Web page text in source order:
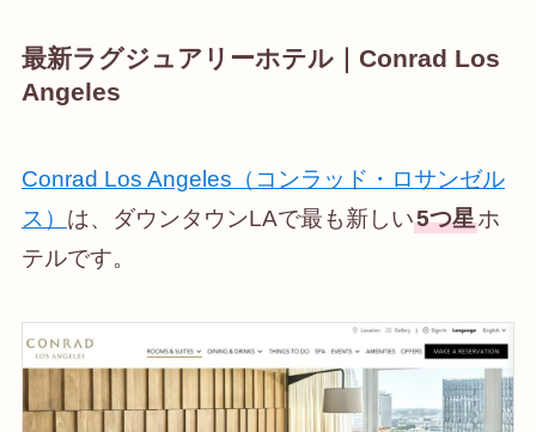
最新ラグジュアリーホテル｜Conrad Los
Angeles
Conrad Los Angeles（コンラッド・ロサンゼル
ス） は、ダウンタウンLAで最も新しい5つ星ホ
テルです。